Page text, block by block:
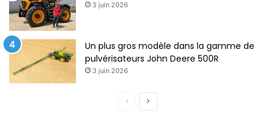
3 juin 2026
Un plus gros modèle dans la gamme de
pulvérisateurs John Deere 500R
3 juin 2026
Page
Page